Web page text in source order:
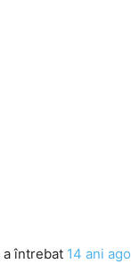
a întrebat 14 ani ago